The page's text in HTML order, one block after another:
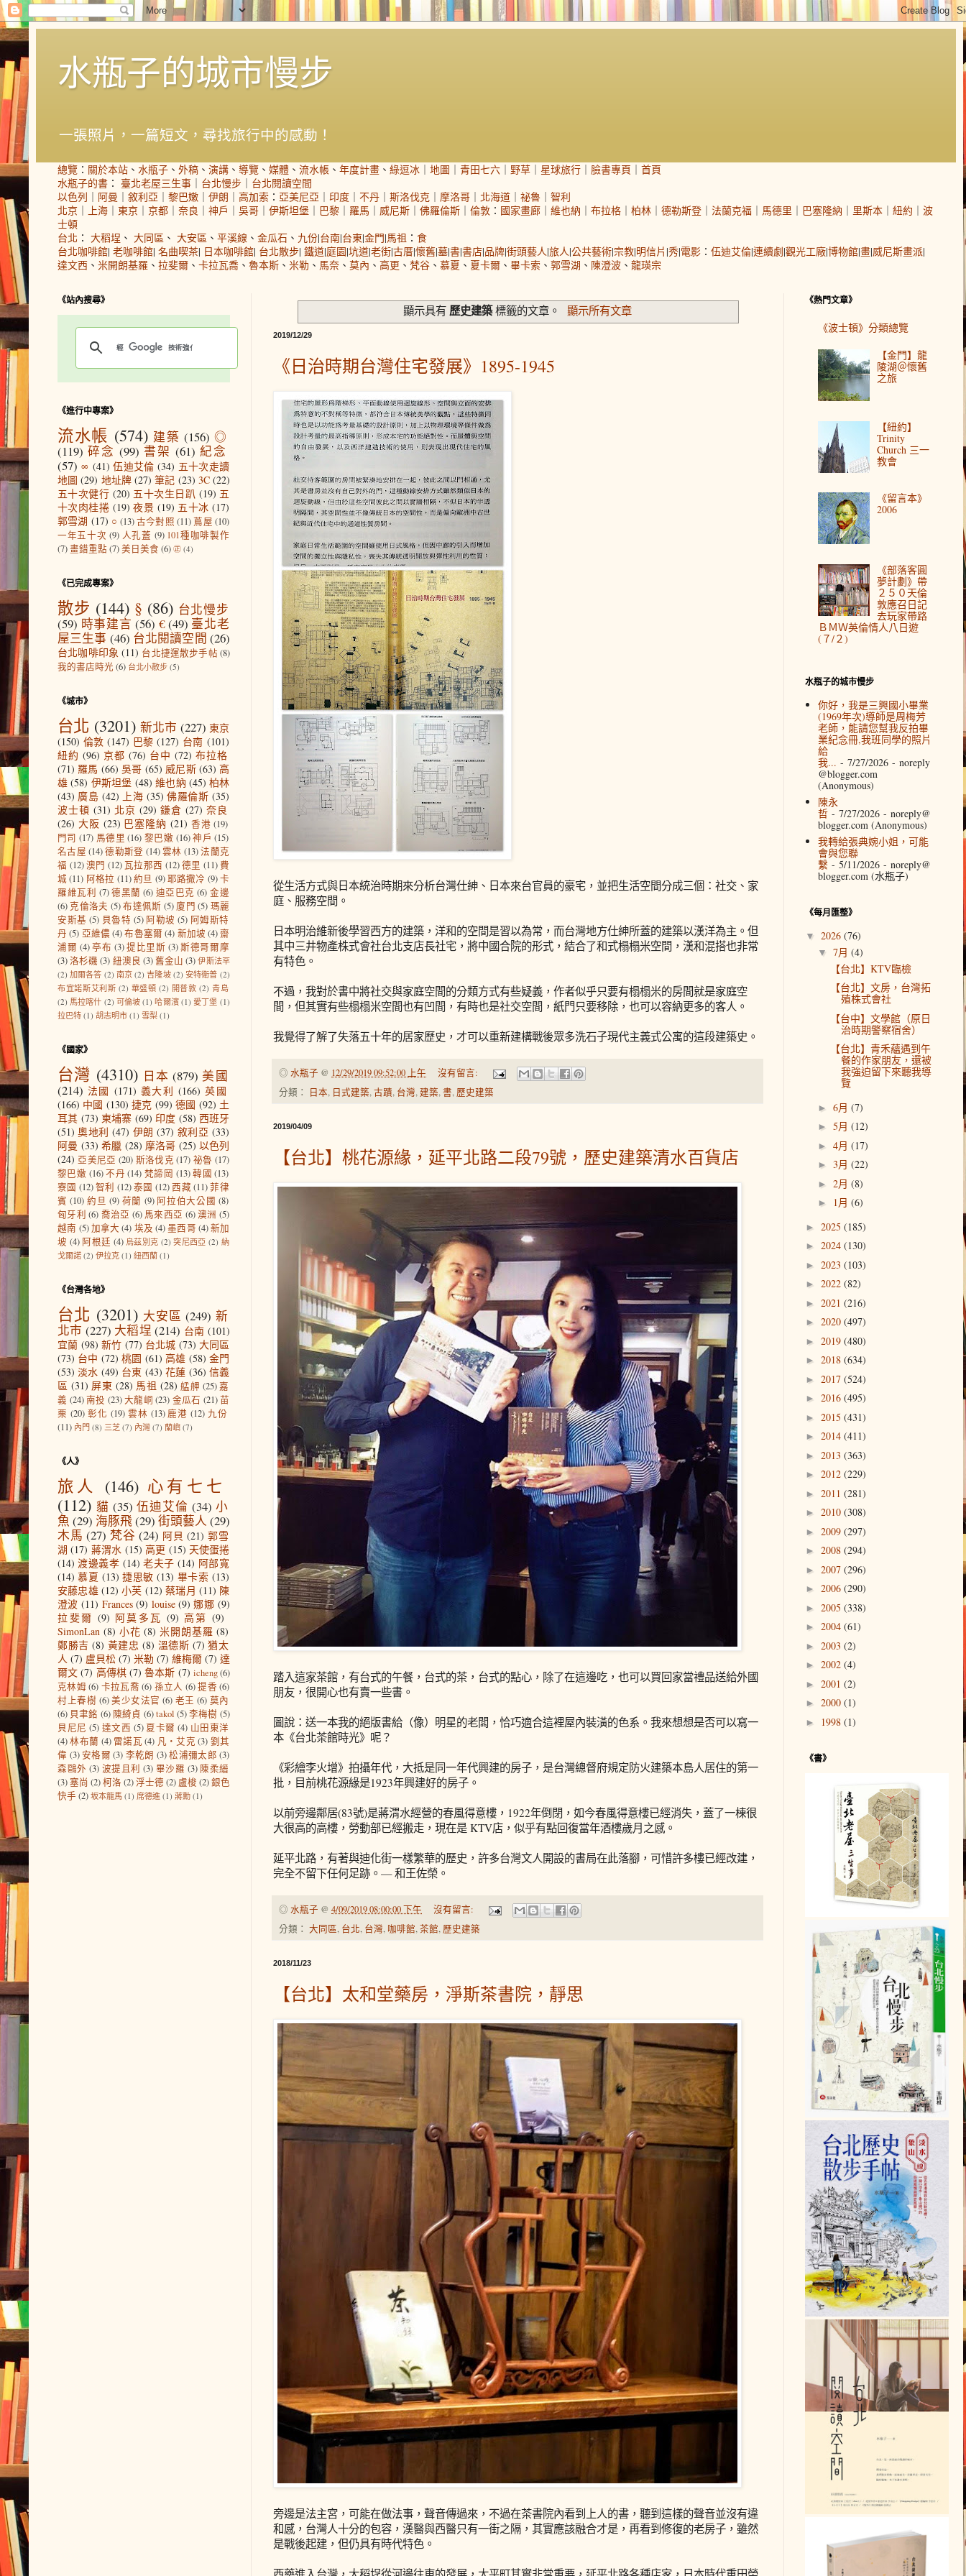
水瓶子的城市慢步
一張照片，一篇短文，尋找旅行中的感動！
總覽 ： 關於本站 、 水瓶子 、 外稿 、 演講 、 導覽 、 媒體 、 流水帳 、 年度計畫 、 綠逗冰 ｜ 地圖 ｜ 青田七六 ｜ 野草 ｜ 星球旅行 ｜ 臉書專頁 ｜ 首頁
水瓶子的書 ： 臺北老屋三生事 ｜ 台北慢步 ｜ 台北閱讀空間
以色列 ｜ 阿曼 ｜ 敘利亞 ｜ 黎巴嫩 ｜ 伊朗 ｜ 高加索 ： 亞美尼亞 ｜ 印度 ｜ 不丹 ｜ 斯洛伐克 ｜ 摩洛哥 ｜ 北海道 ｜ 祕魯 ｜ 智利
北京 ｜ 上海 ｜ 東京 ｜ 京都 ｜ 奈良 ｜ 神戶 ｜ 吳哥 ｜ 伊斯坦堡 ｜ 巴黎 ｜ 羅馬 ｜ 威尼斯 ｜ 佛羅倫斯 ｜ 倫敦 ： 國家畫廊 ｜ 維也納 ｜ 布拉格 ｜ 柏林 ｜ 德勒斯登 ｜ 法蘭克福 ｜ 馬德里 ｜ 巴塞隆納 ｜ 里斯本 ｜ 紐約 ｜ 波
士頓
台北 ： 大稻埕 、 大同區 、 大安區 、 平溪線 、 金瓜石 、 九份|台南|台東|金門|馬祖 ： 食
台北咖啡館| 老咖啡館| 名曲喫茶| 日本咖啡館| 台北散步| 鐵道|庭園|坑道|老街|古厝|懷舊|墓|書|書店|品牌|街頭藝人|旅人|公共藝術|宗教|明信片 |秀|電影 ： 伍迪艾倫|連續劇|觀光工廠|博物館|畫|威尼斯畫派|
達文西 、 米開朗基羅 、 拉斐爾 、 卡拉瓦喬 、 魯本斯 、 米勒 、 馬奈 、 莫內 、 高更 、 梵谷 、 慕夏 、 夏卡爾 、 畢卡索 、 郭雪湖 、 陳澄波 、 龍瑛宗
顯示具有 歷史建築標籤的文章。 顯示所有文章
2019/12/29
《日治時期台灣住宅發展》1895-1945
從生活方式與日本統治時期來分析台灣仕紳、日本來台官員的豪宅，並把生活空間分成三個：社交、家
庭、服務空間。
日本明治維新後學習西方的建築，洋和的空間是習以為常，而台灣地方仕紳所蓋的建築以漢洋為主。但
其中三井物產株式會社台北支店長社宅，將中國合院的形式，結合了和式榻榻米空間，漢和混搭也非常
有特色。
不過，我對於書中將社交與家庭空間的分類方式有些疑義，作者似乎只要有榻榻米的房間就是家庭空
間，但其實有些榻榻米空間也有凹間，有時也是社交空間，紙門只要移除，也可以容納更多的客人。
我覺得了解了失落五十年的居家歷史，才可以重新建構戰後眾多洗石子現代主義式公寓的這段建築史。
◎ 水瓶子 @ 12/29/2019 09:52:00 上午
沒有留言:
分類：
日本, 日式建築,古蹟, 台灣,建築,書, 歷史建築
2019/04/09
【台北】桃花源緣，延平北路二段79號，歷史建築清水百貨店
踏入這家茶館，有台式的午餐，台式的茶，台式的點心，除了在這邊吃，也可以買回家當禮品送給外國
朋友，很開心也有賣一些書。
圖說：送一本我的絕版書給（像）明星的老闆，恰巧適合這裡屋內裝潢的色系。我來想想是否可以寫一
本《台北茶館時光》呢？
《彩繪李火增》拍攝年代，大抵是同一年代興建的房子，是台灣總督府規定防火建築本島人居住的第一
批，目前桃花源緣是1923年興建好的房子。
以前旁邊鄰居(83號)是蔣渭水經營的春風得意樓，1922年倒閉，如今春風得意樓已經消失，蓋了一棟很
大很高的高樓，勞動部已經搬走，現在是 KTV店，似乎有點回復當年酒樓歲月之感。
延平北路，有著與迪化街一樣繁華的歷史，許多台灣文人開設的書局在此落腳，可惜許多樓已經改建，
完全不留下任何足跡。— 和王佐榮。
◎ 水瓶子 @ 4/09/2019 08:00:00 下午
沒有留言:
分類： 大同區, 台北, 台灣, 咖啡館,茶館, 歷史建築
2018/11/23
【台北】太和堂藥房，淨斯茶書院，靜思
旁邊是法主宮，可能在做法事，聲音傳過來，不過在茶書院內看到上人的書，聽到這樣的聲音並沒有違
和感，台灣人十分的包容，漢醫與西醫只有一街之隔，其實應該融合才是，再看到修復的老房子，雖然
是戰後起建，但仍具有時代特色。
《站內搜尋》
《進行中專案》
流水帳 (574) 建築 (156) ◎
(119) 碎念 (99) 書架 (61) 紀念
(57) ∞ (41) 伍迪艾倫 (34) 五十次走讀
地圖 (29) 地址牌 (27) 筆記 (23) 3C (22)
五十次健行 (20) 五十次生日趴 (19) 五
十次肉桂捲 (19) 夜景 (19) 五十冰 (17)
郭雪湖 (17) ○ (13)古今對照 (11) 蔦屋 (10)
一年五十次 (9) 人孔蓋 (9) 101種咖啡製作
(7)畫錯重點 (7)美日美食 (6) ㊣ (4)
《已完成專案》
散步 (144) § (86) 台北慢步
(59) 時事建言 (56) € (49) 臺北老
屋三生事 (46) 台北閱讀空間 (26)
台北咖啡印象 (11) 台北捷運散步手帖 (8)
我的書店時光 (6) 台北小散步 (5)
《城市》
台北 (3201) 新北市 (227) 東京
(150) 倫敦 (147) 巴黎 (127) 台南 (101)
紐約 (96) 京都 (76) 台中 (72) 布拉格
(71) 羅馬 (66) 吳哥 (65) 威尼斯 (63) 高
雄 (58) 伊斯坦堡 (48) 維也納 (45) 柏林
(43) 廣島 (42) 上海 (35) 佛羅倫斯 (35)
波士頓 (31) 北京 (29) 鎌倉 (27) 奈良
(26) 大阪 (23) 巴塞隆納 (21) 香港 (19)
門司 (17) 馬德里 (16) 黎巴嫩 (16) 神戶 (15)
名古屋 (14) 德勒斯登 (14)雲林 (13)法蘭克
福 (12) 澳門 (12)瓦拉那西 (12) 德里 (11) 費
城 (11) 阿格拉 (11)約旦 (9) 耶路撒冷 (9)卡
羅維瓦利 (7) 德黑蘭 (6) 迪亞巴克 (6) 金邊
(6) 克倫洛夫 (5)布達佩斯 (5) 廈門 (5) 瑪麗
安斯基 (5) 貝魯特 (5) 阿勒坡 (5) 阿姆斯特
丹 (5) 亞維儂 (4) 布魯塞爾 (4) 新加坡 (4) 齋
浦爾 (4) 亭布 (3) 提比里斯 (3) 斯德哥爾摩
(3)洛杉磯 (3) 紐澳良 (3)舊金山 (3) 伊斯法罕
(2) 加爾各答 (2) 南京 (2) 吉隆坡 (2) 安特衛普 (2)
布宜諾斯艾利斯 (2) 華盛頓 (2) 開普敦 (2) 青島
(2) 馬拉喀什 (2) 可倫坡 (1) 哈爾濱 (1) 愛丁堡 (1)
拉巴特 (1) 胡志明市 (1) 雪梨 (1)
《國家》
台灣 (4310) 日本 (879) 美國
(214) 法國 (171) 義大利 (166) 英國
(166) 中國 (130) 捷克 (99) 德國 (92) 土
耳其 (73) 柬埔寨 (69) 印度 (58) 西班牙
(51) 奧地利 (47) 伊朗 (37) 敘利亞 (33)
阿曼 (33) 希臘 (28) 摩洛哥 (25) 以色列
(24) 亞美尼亞 (20) 斯洛伐克 (17) 祕魯 (17)
黎巴嫩 (16) 不丹 (14) 梵諦岡 (13) 韓國 (13)
寮國 (12)智利 (12)泰國 (12)西藏 (11) 菲律
賓 (10) 約旦 (9) 荷蘭 (9) 阿拉伯大公國 (8)
匈牙利 (6) 喬治亞 (6) 馬來西亞 (6)澳洲 (5)
越南 (5) 加拿大 (4) 埃及 (4)墨西哥 (4)新加
坡 (4) 阿根廷 (4) 烏茲別克 (2) 突尼西亞 (2) 納
戈爾諾 (2) 伊拉克 (1) 紐西蘭 (1)
《台灣各地》
台北 (3201) 大安區 (249) 新
北市 (227) 大稻埕 (214) 台南 (101)
宜蘭 (98) 新竹 (77) 台北城 (73) 大同區
(73) 台中 (72) 桃園 (61) 高雄 (58) 金門
(53) 淡水 (49) 台東 (43) 花蓮 (36) 信義
區 (31) 屏東 (28) 馬祖 (28) 艋舺 (25) 嘉
義 (24) 南投 (23)大龍峒 (23) 金瓜石 (21)苗
栗 (20) 彰化 (19) 雲林 (13) 鹿港 (12) 九份
(11) 內門 (8) 三芝 (7) 內灣 (7) 蘭嶼 (7)
《人》
旅人 (146) 心有七七
(112) 貓 (35) 伍迪艾倫 (34) 小
魚 (29) 海豚飛(29) 街頭藝人 (29)
木馬 (27) 梵谷 (24) 阿貝 (21) 郭雪
湖 (17) 蔣渭水 (15) 高更 (15) 天使蛋捲
(14) 渡邊義孝 (14) 老夫子 (14) 阿部寬
(14) 慕夏 (13) 捷思敏 (13) 畢卡索 (13)
安藤忠雄 (12) 小芙 (12) 蔡瑞月 (11) 陳
澄波 (11) Frances (9) louise (9) 娜娜 (9)
拉斐爾 (9) 阿莫多瓦 (9) 高第 (9)
SimonLan (8) 小花 (8) 米開朗基羅 (8)
鄭勝吉 (8) 黃建忠 (8) 溫德斯 (7) 猶太
人 (7) 盧貝松 (7) 米勒 (7) 維梅爾 (7) 達
爾文 (7) 高傳棋 (7) 魯本斯 (7) icheng(6)
克林姆 (6) 卡拉瓦喬 (6) 孫立人 (6)提香 (6)
村上春樹 (6) 美少女法官 (6) 老王 (6) 莫內
(6) 貝聿銘 (6) 陳綺貞 (6) takol (5)李梅樹 (5)
貝尼尼 (5) 達文西 (5) 夏卡爾 (4) 山田東洋
(4)林布蘭 (4) 雷諾瓦 (4) 凡‧艾克 (3) 劉其
偉 (3)安格爾 (3) 李乾朗 (3)松浦彌太郎 (3)
森鷗外 (3) 波提且利 (3) 畢沙羅 (3) 陳柔縉
(3)塞尚 (2)柯洛 (2)浮士德 (2) 盧梭 (2)銀色
快手 (2) 坂本龍馬 (1) 席德進 (1) 蔣勳 (1)
《熱門文章》
《波士頓》分類總覽
【金門】龍
陵湖＠懷舊
之旅
【紐約】
Trinity
Church 三一
教會
《留言本》
2006
《部落客圓
夢計劃》帶
２５０天倫
敦應召日記
去玩家帶路
ＢＭＷ英倫情人八日遊
(７/２)
水瓶子的城市慢步
你好，我是三興國小畢業
(1969年次)導師是周梅芳
老師，能請您幫我反拍畢
業紀念冊,我班同學的照片
給
我... - 7/27/2026- noreply
@blogger.com
(Anonymous)
陳永
哲- 7/27/2026- noreply@
blogger.com (Anonymous)
我轉給張典婉小姐，可能
會與您聯
繫- 5/11/2026- noreply@
blogger.com (水瓶子)
《每月匯整》
▼ 2026 (76)
▼ 7月 (4)
【台北】KTV臨檢
【台北】文房，台灣拓
殖株式會社
【台中】文學館（原日
治時期警察宿舍）
【台北】青禾蘊遇到午
餐的作家朋友，還被
我強迫留下來聽我導
覽
► 6月 (7)
► 5月 (12)
► 4月 (17)
► 3月 (22)
► 2月 (8)
► 1月 (6)
► 2025 (185)
► 2024 (130)
► 2023 (103)
► 2022 (82)
► 2021 (216)
► 2020 (497)
► 2019 (480)
► 2018 (634)
► 2017 (524)
► 2016 (495)
► 2015 (431)
► 2014 (411)
► 2013 (363)
► 2012 (229)
► 2011 (281)
► 2010 (308)
► 2009 (297)
► 2008 (294)
► 2007 (296)
► 2006 (290)
► 2005 (338)
► 2004 (61)
► 2003 (2)
► 2002 (4)
► 2001 (2)
► 2000 (1)
► 1998 (1)
《書》